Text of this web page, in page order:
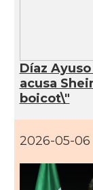
Díaz
acusa
boicot\"
2026-05-06